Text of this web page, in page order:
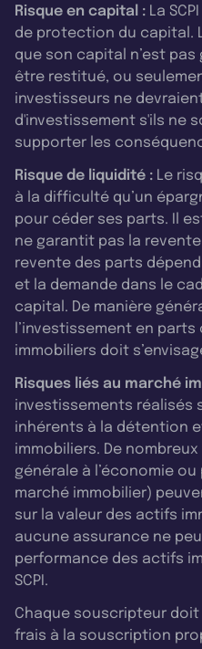
Risque en capital : La
de protection du capital.
que son capital n’est
être restitué, ou
investisseurs ne
d'investissement s'ils ne
supporter les
Risque de liquidité : Le
à la difficulté qu’un
pour céder ses parts. Il
ne garantit pas la revente
revente des parts
et la demande dans le
capital. De manière
l’investissement en
immobiliers doit
Risques liés au marché
investissements réalisés
inhérents à la détention
immobiliers. De
générale à l’économie
marché immobilier)
sur la valeur des actifs
aucune assurance ne
performance des actifs
SCPI.
Chaque souscripteur
frais à la souscription